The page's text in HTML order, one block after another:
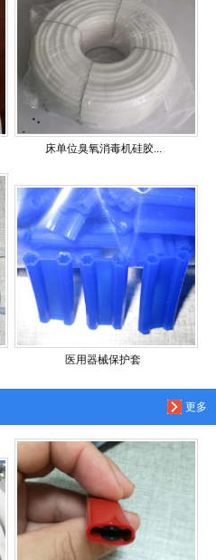
床单位臭氧消毒机硅胶...
医用器械保护套
更多